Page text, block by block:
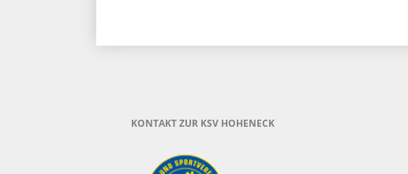
KONTAKT ZUR KSV HOHENECK